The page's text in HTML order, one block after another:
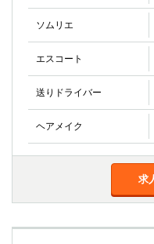
ソムリエ
エスコート
送りドライバー
ヘアメイク
求
成田
西船橋
茂原
八千代台
東金